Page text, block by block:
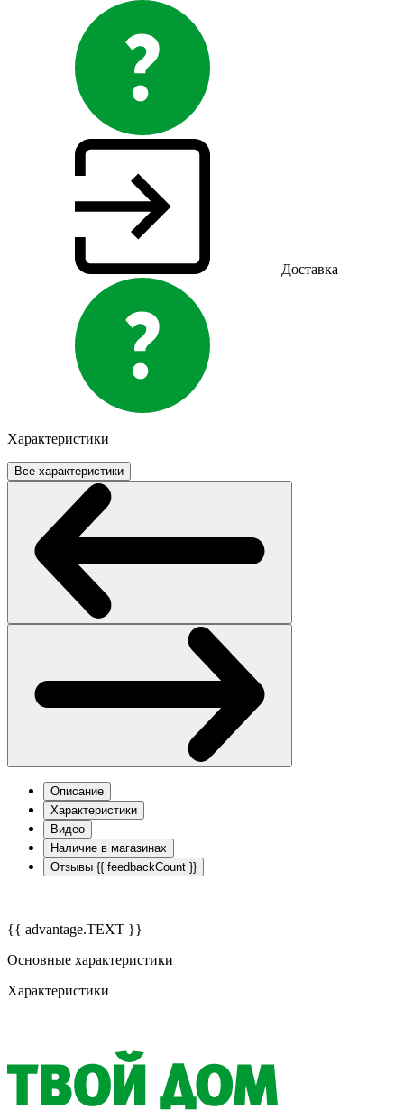
Доставка
Характеристики
Все характеристики
Описание
Характеристики
Видео
Наличие в магазинах
Отзывы {{ feedbackCount }}
{{ advantage.TEXT }}
Основные характеристики
Характеристики